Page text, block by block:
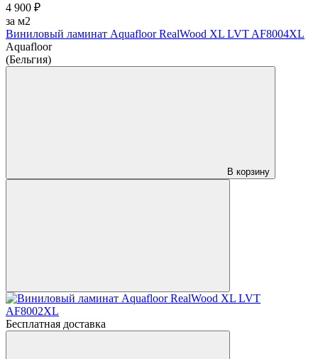
4 900 ₽
за м2
Виниловый ламинат Aquafloor RealWood XL LVT AF8004XL
Aquafloor
(Бельгия)
В корзину
Бесплатная доставка